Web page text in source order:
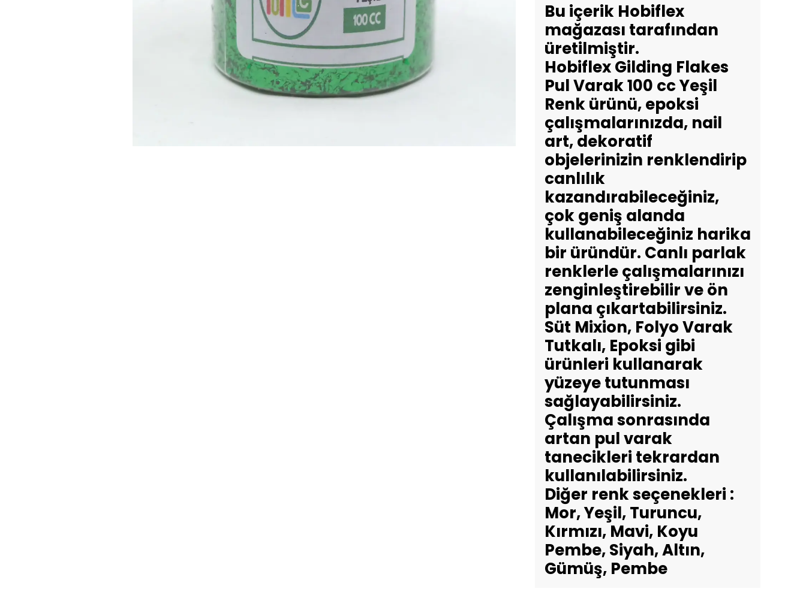
Bu içerik Hobiflex
mağazası tarafından
üretilmiştir.
Hobiflex Gilding Flakes
Pul Varak 100 cc Yeşil
Renk ürünü, epoksi
çalışmalarınızda, nail
art, dekoratif
objelerinizin renklendirip
canlılık
kazandırabileceğiniz,
çok geniş alanda
kullanabileceğiniz harika
bir üründür. Canlı parlak
renklerle çalışmalarınızı
zenginleştirebilir ve ön
plana çıkartabilirsiniz.
Süt Mixion, Folyo Varak
Tutkalı, Epoksi gibi
ürünleri kullanarak
yüzeye tutunması
sağlayabilirsiniz.
Çalışma sonrasında
artan pul varak
tanecikleri tekrardan
kullanılabilirsiniz.
Diğer renk seçenekleri :
Mor, Yeşil, Turuncu,
Kırmızı, Mavi, Koyu
Pembe, Siyah, Altın,
Gümüş, Pembe